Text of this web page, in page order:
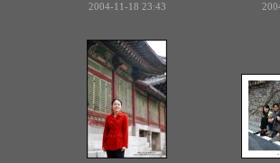
2004-11-18 23:43